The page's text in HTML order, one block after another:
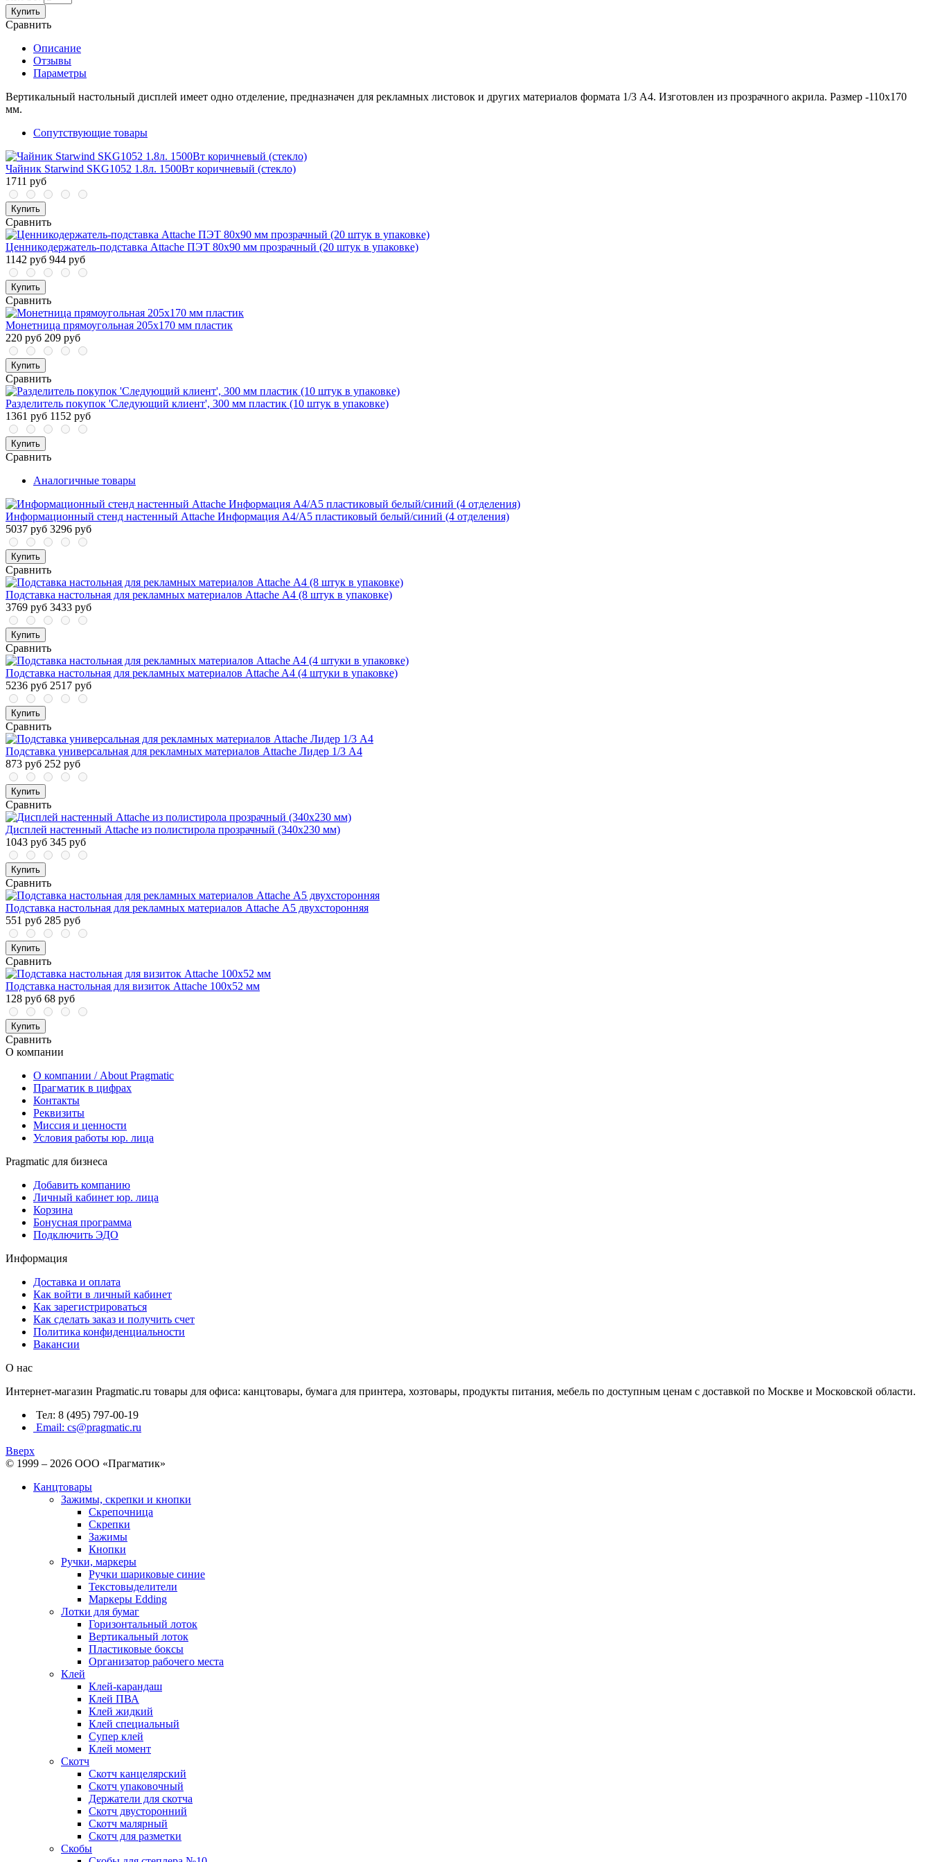
Купить
Сравнить
Описание
Отзывы
Параметры
Вертикальный настольный дисплей имеет одно отделение, предназначен для рекламных листовок и других материалов формата 1/3 А4. Изготовлен из прозрачного акрила. Размер -110x170
мм.
Сопутствующие товары
Чайник Starwind SKG1052 1.8л. 1500Вт коричневый (стекло)
1711 руб
Купить
Сравнить
Ценникодержатель-подставка Attache ПЭТ 80x90 мм прозрачный (20 штук в упаковке)
1142 руб 944 руб
Купить
Сравнить
Монетница прямоугольная 205x170 мм пластик
220 руб 209 руб
Купить
Сравнить
Разделитель покупок 'Следующий клиент', 300 мм пластик (10 штук в упаковке)
1361 руб 1152 руб
Купить
Сравнить
Аналогичные товары
Информационный стенд настенный Attache Информация А4/А5 пластиковый белый/синий (4 отделения)
5037 руб 3296 руб
Купить
Сравнить
Подставка настольная для рекламных материалов Attache А4 (8 штук в упаковке)
3769 руб 3433 руб
Купить
Сравнить
Подставка настольная для рекламных материалов Attache A4 (4 штуки в упаковке)
5236 руб 2517 руб
Купить
Сравнить
Подставка универсальная для рекламных материалов Attache Лидер 1/3 А4
873 руб 252 руб
Купить
Сравнить
Дисплей настенный Attache из полистирола прозрачный (340x230 мм)
1043 руб 345 руб
Купить
Сравнить
Подставка настольная для рекламных материалов Attache А5 двухсторонняя
551 руб 285 руб
Купить
Сравнить
Подставка настольная для визиток Attache 100х52 мм
128 руб 68 руб
Купить
Сравнить
О компании
О компании / About Pragmatic
Прагматик в цифрах
Контакты
Реквизиты
Миссия и ценности
Условия работы юр. лица
Pragmatic для бизнеса
Добавить компанию
Личный кабинет юр. лица
Корзина
Бонусная программа
Подключить ЭДО
Информация
Доставка и оплата
Как войти в личный кабинет
Как зарегистрироваться
Как сделать заказ и получить счет
Политика конфиденциальности
Вакансии
О нас
Интернет-магазин Pragmatic.ru товары для офиса: канцтовары, бумага для принтера, хозтовары, продукты питания, мебель по доступным ценам с доставкой по Москве и Московской области.
Тел: 8 (495) 797-00-19
Email: cs@pragmatic.ru
Вверх
© 1999 – 2026 ООО «Прагматик»
Канцтовары
Зажимы, скрепки и кнопки
Скрепочница
Скрепки
Зажимы
Кнопки
Ручки, маркеры
Ручки шариковые синие
Текстовыделители
Маркеры Edding
Лотки для бумаг
Горизонтальный лоток
Вертикальный лоток
Пластиковые боксы
Организатор рабочего места
Клей
Клей-карандаш
Клей ПВА
Клей жидкий
Клей специальный
Супер клей
Клей момент
Скотч
Скотч канцелярский
Скотч упаковочный
Держатели для скотча
Скотч двусторонний
Скотч малярный
Скотч для разметки
Скобы